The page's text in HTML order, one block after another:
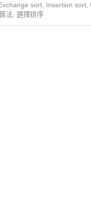
sort Insertion sort
法 選擇排序